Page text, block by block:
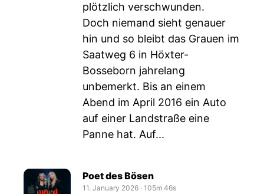
plötzlich verschwunden.
Doch niemand sieht genauer
hin und so bleibt das Grauen im
Saatweg 6 in Höxter-
Bosseborn jahrelang
unbemerkt. Bis an einem
Abend im April 2016 ein Auto
auf einer Landstraße eine
Panne hat. Auf...
Poet des Bösen
11. January 2026 ‧ 105m 46s